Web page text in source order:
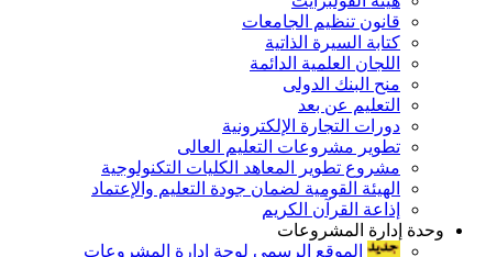
قانون تنظيم الجامعات
كتابة السيرة الذاتية
اللجان العلمية الدائمة
منح البنك الدولى
التعليم عن بعد
دورات التجارة الإلكترونية
تطوير مشروعات التعليم العالى
مشروع تطوير المعاهد الكليات التكنولوجية
الهيئة القومية لضمان جودة التعليم والإعتماد
إذاعة القرآن الكريم
وحدة إدارة المشروعات
الموقع الرسمى لوحة إدارة المشروعات